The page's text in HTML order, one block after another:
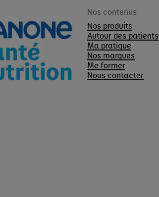
Nos contenus
Nos produits
Autour des patients
Ma pratique
Nos marques
Me former
Nous contacter